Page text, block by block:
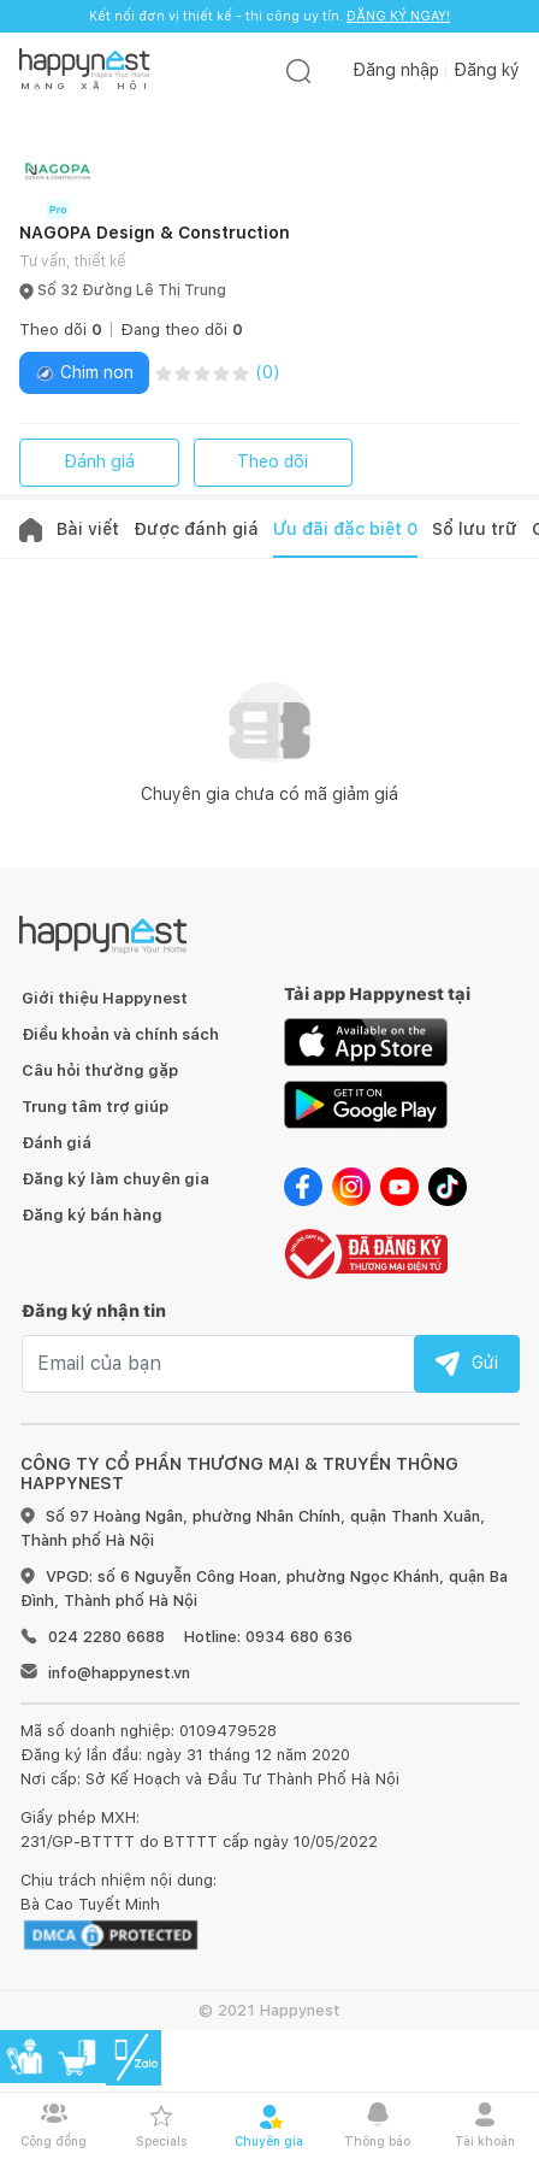
Kết nối đơn vị thiết kế - thi công uy tín. ĐĂNG KÝ NGAY!
M Ạ N G X Ã H Ộ I
Đăng nhập Đăng ký
Cộng đồng Specials Chuyên gia Thông báo Tài khoản
NAGOPA Design & Construction
Tư vấn, thiết kế
Số 32 Đường Lê Thị Trung
Theo dõi 0 Đang theo dõi 0
Chim non (0)
Đánh giá Theo dõi
Bài viết Được đánh giá Ưu đãi đặc biệt 0 Sổ lưu trữ
Chuyên gia chưa có mã giảm giá
CÔNG TY CỔ PHẦN THƯƠNG MẠI & TRUYỀN THÔNG
HAPPYNEST
Số 97 Hoàng Ngân, phường Nhân Chính, quận Thanh Xuân,
Thành phố Hà Nội
VPGD: số 6 Nguyễn Công Hoan, phường Ngọc Khánh, quận Ba
Đình, Thành phố Hà Nội
024 2280 6688
Hotline: 0934 680 636
info@happynest.vn
Mã số doanh nghiệp: 0109479528
Đăng ký lần đầu: ngày 31 tháng 12 năm 2020
Nơi cấp: Sở Kế Hoạch và Đầu Tư Thành Phố Hà Nội
Giấy phép MXH:
231/GP-BTTTT do BTTTT cấp ngày 10/05/2022
Chịu trách nhiệm nội dung:
Bà Cao Tuyết Minh
Giới thiệu Happynest
Điều khoản và chính sách
Câu hỏi thường gặp
Trung tâm trợ giúp
Đánh giá
Đăng ký làm chuyên gia
Đăng ký bán hàng
Tải app Happynest tại
Đăng ký nhận tin
Gửi
© 2021 Happynest